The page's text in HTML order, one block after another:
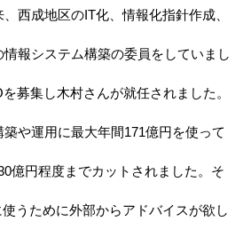
西成地区のIT化、情報化指針作成、
報システム構築の委員をしていまし
募集し木村さんが就任されました。
や運用に最大年間171億円を使って
億円程度までカットされました。そ
うために外部からアドバイスが欲し